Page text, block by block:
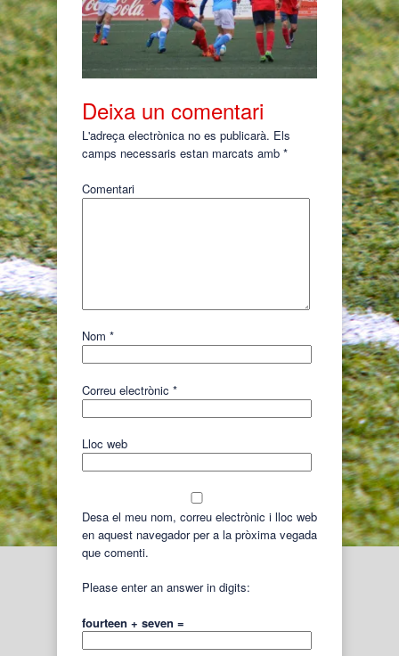
Deixa un comentari
L'adreça electrònica no es publicarà. Els
camps necessaris estan marcats amb *
Comentari
Nom *
Correu electrònic *
Lloc web
Desa el meu nom, correu electrònic i lloc web
en aquest navegador per a la pròxima vegada
que comenti.
Please enter an answer in digits:
fourteen + seven =